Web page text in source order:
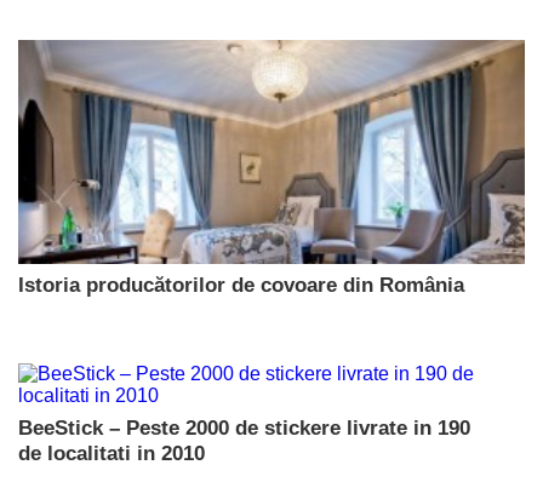
Istoria producătorilor de covoare din România
BeeStick – Peste 2000 de stickere livrate in 190
de localitati in 2010